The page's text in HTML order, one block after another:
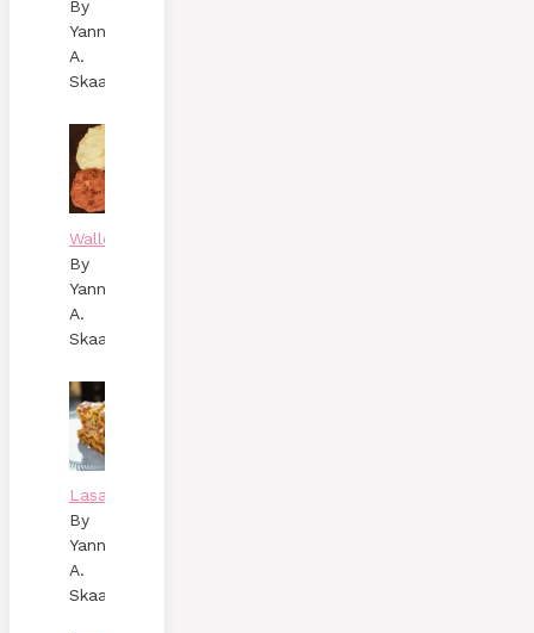
By
Yann
A.
Skaalen
Wallenbergare
By
Yann
A.
Skaalen
Lasagne
By
Yann
A.
Skaalen